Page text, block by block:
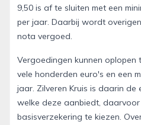
9,50 is af te sluiten met een
per jaar. Daarbij wordt
nota vergoed.
Vergoedingen kunnen
vele honderden euro's en een
jaar. Zilveren Kruis is daarin
welke deze aanbiedt,
basisverzekering te kiezen.